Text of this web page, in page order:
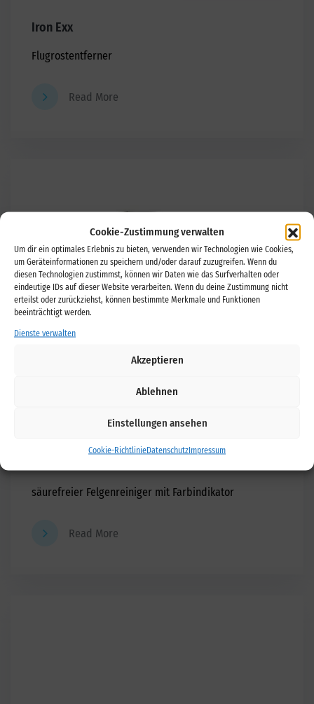
Cookie-Zustimmung verwalten
Um dir ein optimales Erlebnis zu bieten, verwenden wir Technologien wie Cookies,
um Geräteinformationen zu speichern und/oder darauf zuzugreifen. Wenn du
diesen Technologien zustimmst, können wir Daten wie das Surfverhalten oder
eindeutige IDs auf dieser Website verarbeiten. Wenn du deine Zustimmung nicht
erteilst oder zurückziehst, können bestimmte Merkmale und Funktionen
beeinträchtigt werden.
Dienste verwalten
Akzeptieren
Ablehnen
Einstellungen ansehen
Cookie-RichtlinieDatenschutzImpressum
Iron Exx
Flugrostentferner
Read More
säurefreier Felgenreiniger mit Farbindikator
Read More